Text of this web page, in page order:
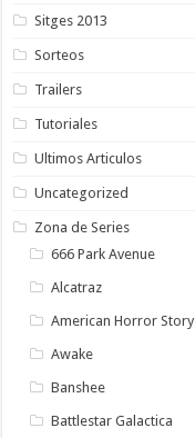
Sitges 2013
Sorteos
Trailers
Tutoriales
Ultimos Articulos
Uncategorized
Zona de Series
666 Park Avenue
Alcatraz
American Horror Story
Awake
Banshee
Battlestar Galactica